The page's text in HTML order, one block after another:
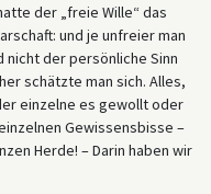
der „freie Wille“ das
und je unfreier man
nicht der persönliche Sinn
schätzte man sich. Alles,
einzelne es gewollt oder
Gewissensbisse –
Herde! – Darin haben wir